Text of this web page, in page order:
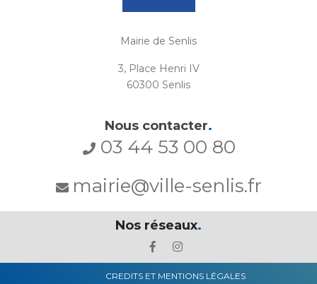
Mairie de Senlis
3, Place Henri IV
60300 Senlis
Nous contacter.
03 44 53 00 80
mairie@ville-senlis.fr
Nos réseaux.
CREDITS ET MENTIONS LÉGALES